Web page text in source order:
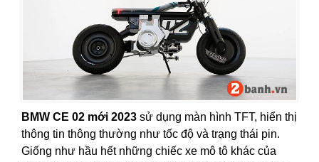
BMW CE 02 mới 2023 sử dụng màn hình TFT, hiển thị
thông tin thông thường như tốc độ và trạng thái pin.
Giống như hầu hết những chiếc xe mô tô khác của